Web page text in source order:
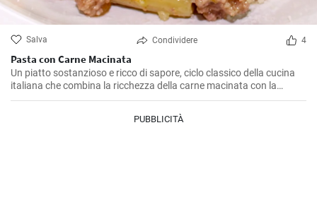
Salva Condividere 4
Pasta con Carne Macinata
Un piatto sostanzioso e ricco di sapore, ciclo classico della cucina
italiana che combina la ricchezza della carne macinata con la
semplicità della pasta. Perfetto per gli amanti della pasta e della
PUBBLICITÀ